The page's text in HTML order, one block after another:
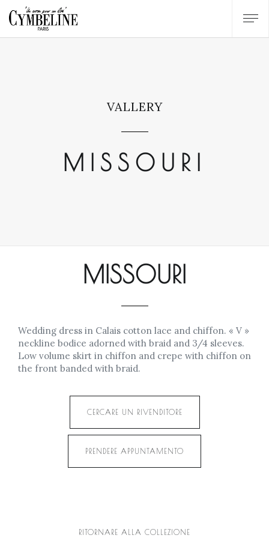
VALLERY
MISSOURI
MISSOURI
Wedding dress in Calais cotton lace and chiffon. « V »
neckline bodice adorned with braid and 3/4 sleeves.
Low volume skirt in chiffon and crepe with chiffon on
the front banded with braid.
CERCARE UN RIVENDITORE
PRENDERE APPUNTAMENTO
RITORNARE ALLA COLLEZIONE